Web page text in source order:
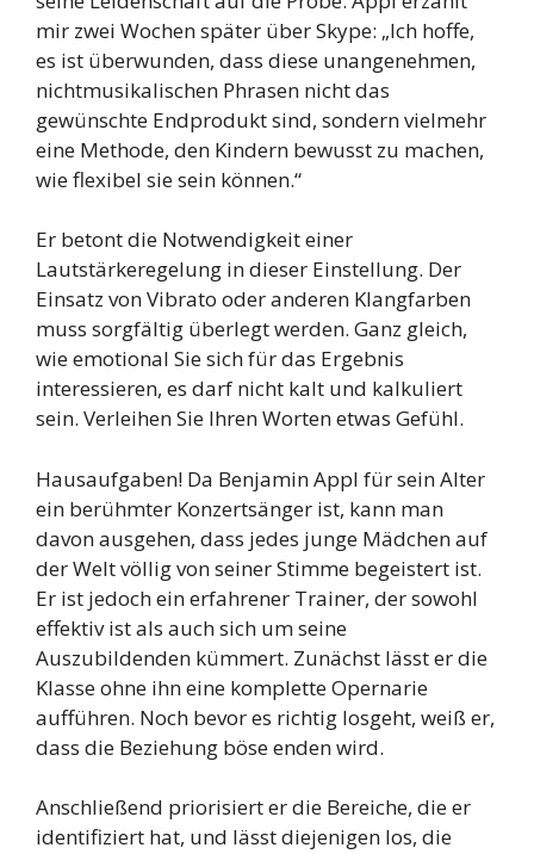
mir zwei Wochen später über Skype: „Ich hoffe,
es ist überwunden, dass diese unangenehmen,
nichtmusikalischen Phrasen nicht das
gewünschte Endprodukt sind, sondern vielmehr
eine Methode, den Kindern bewusst zu machen,
wie flexibel sie sein können.“
Er betont die Notwendigkeit einer
Lautstärkeregelung in dieser Einstellung. Der
Einsatz von Vibrato oder anderen Klangfarben
muss sorgfältig überlegt werden. Ganz gleich,
wie emotional Sie sich für das Ergebnis
interessieren, es darf nicht kalt und kalkuliert
sein. Verleihen Sie Ihren Worten etwas Gefühl.
Hausaufgaben! Da Benjamin Appl für sein Alter
ein berühmter Konzertsänger ist, kann man
davon ausgehen, dass jedes junge Mädchen auf
der Welt völlig von seiner Stimme begeistert ist.
Er ist jedoch ein erfahrener Trainer, der sowohl
effektiv ist als auch sich um seine
Auszubildenden kümmert. Zunächst lässt er die
Klasse ohne ihn eine komplette Opernarie
aufführen. Noch bevor es richtig losgeht, weiß er,
dass die Beziehung böse enden wird.
Anschließend priorisiert er die Bereiche, die er
identifiziert hat, und lässt diejenigen los, die